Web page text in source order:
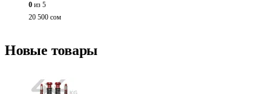
0 из 5
20 500 сом
Новые товары